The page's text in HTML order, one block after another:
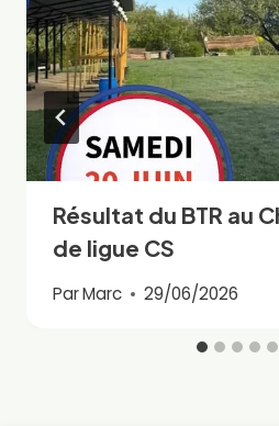
Résultat du BTR au
de ligue CS
ParMarc 29/06/2026